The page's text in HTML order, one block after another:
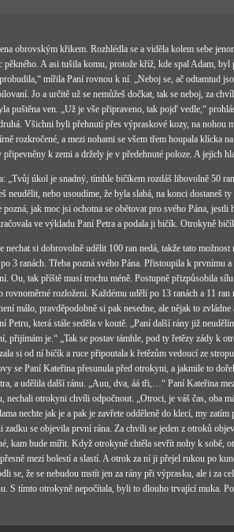
obrovským křikem. Rozhlédla se a viděla kolem sebe
pěkného. A asi tušila komu, protože kříž, kde spal Adam,
mířila Paní rovnou k ní. „Neboj se, ač odtamtud
Jo a určitě už se nemůžeš dočkat, tak se neboj, za
puštěna ven. „Už je vše připraveno, tak pojď vedle,“
Všichni byli přehnutí přes výpraskové kozy, na
rozkročené, a mezi nohami se všem třem houpala klícka
k zemi a držely je v předehnuté poloze. A jejich
„Tvůj úkol je snadný, tímhle bičíkem rozdáš libovolně 50
neudělit, nebo usoudíme, že byla slabá, na konci dostaneš
jak moc jsi ochotna se obětovat pro svého Pána,
ve výkladu Paní Petra a podala ji bičík. Otrokyně
si dobrovolně udělit 100 ran nedá, takže tato
3 ranách. Třeba pozná svého Pána. Přistoupila k prvnímu
Ou, tak příště musí trochu méně. Postupně přizpůsobila
rozložení. Každému udělí po 13 ranách a 11
málo, pravděpodobně si pak nesedne, ale nějak to
Petru, která stále seděla v koutě. „Paní další rány již
přijímám je.“ „Tak se postav támhle, pod ty řetězy zády k
si od ní bičík a ruce připoutala k řetězům vedoucí ze
se Paní Kateřina přesunula před otrokyni, a jakmile to
a udělila další ránu. „Auu, dva, áá tři,…“ Paní Kateřina
nechali otrokyni chvíli odpočnout. „Otroci, je váš čas, oba
nechte jak je a pak je zavřete odděleně do klecí, my
se objevila první rána. Za chvíli se jeden z otroků
kam bude mířit. Když otrokyně chtěla sevřít nohy k sobě,
mezi bolestí a slastí. A otrok za ní ji přejel rukou po
se, že se nebudou mstít jen za rány při výprasku, ale i za
S tímto otrokyně nepočítala, byli to dlouho trvající muka.